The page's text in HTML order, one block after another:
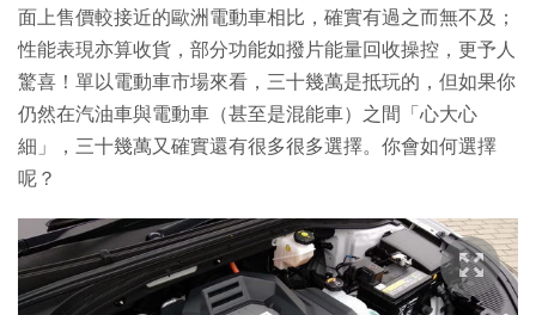
面上售價較接近的歐洲電動車相比，確實有過之而無不及；
性能表現亦算收貨，部分功能如撥片能量回收操控，更予人
驚喜！單以電動車市場來看，三十幾萬是抵玩的，但如果你
仍然在汽油車與電動車（甚至是混能車）之間「心大心
細」，三十幾萬又確實還有很多很多選擇。你會如何選擇
呢？